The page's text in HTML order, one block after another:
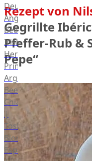
Deutsches
Angus
Beef
Irish
Hereford
Prime
Argentina
Beef
Chianina
|
Toskana
Blonda
Espanola
Rezept von
Gegrillte
Pfeffer-Rub &
Pepe“